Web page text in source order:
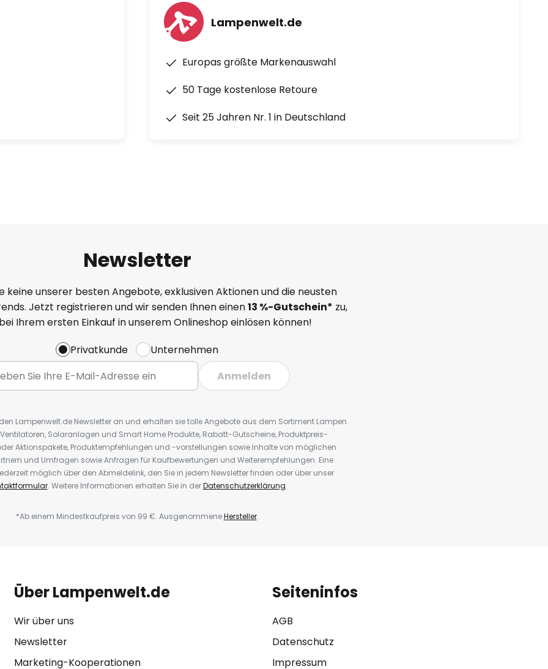
Lampenwelt.de
Europas größte Markenauswahl
50 Tage kostenlose Retoure
Seit 25 Jahren Nr. 1 in Deutschland
Newsletter
keine unserer besten Angebote, exklusiven Aktionen und die neusten
Jetzt registrieren und wir senden Ihnen einen13 %-Gutschein* zu,
Ihrem ersten Einkauf in unserem Onlineshop einlösen können!
Privatkunde
Unternehmen
Anmelden
Lampenwelt.de Newsletter an und erhalten sie tolle Angebote aus dem Sortiment Lampen
Solaranlagen und Smart Home Produkte, Rabatt-Gutscheine, Produktpreis-
Aktionspakete, Produktempfehlungen und -vorstellungen sowie Inhalte von möglichen
und Umfragen sowie Anfragen für Kaufbewertungen und Weiterempfehlungen. Eine
möglich über den Abmeldelink, den Sie in jedem Newsletter finden oder über unser
. Weitere Informationen erhalten Sie in derDatenschutzerklärung.
*Ab einem Mindestkaufpreis von 99 €. AusgenommeneHersteller.
Über Lampenwelt.de
Wir über uns
Newsletter
Marketing-Kooperationen
Seiteninfos
AGB
Datenschutz
Impressum